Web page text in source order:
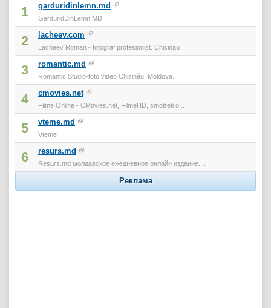
1 garduridinlemn.md
GarduridDinLemn.MD
2 lacheev.com
Lacheev Roman - fotograf profesionist. Chisinau
3 romantic.md
Romantic Studio-foto video Chisinău, Moldova.
4 cmovies.net
Filme Online - CMovies.net, FilmeHD, smotreti o...
5 vteme.md
Vteme
6 resurs.md
Resurs.md молдавское ежедневное онлайн издание....
Реклама